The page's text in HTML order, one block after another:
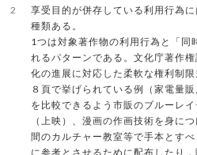
2
享受目的が併存している利用行為
種類ある。
1つは対象著作物の利用行為と「同
れるパターンである。文化庁著作
化の進展に対応した柔軟な権利制
８頁で挙げられている例（家電量
を比較できるよう市販のブルーレ
（上映）、漫画の作画技術を身に
間のカルチャー教室等で手本とす
に参考とさせるために配布したり